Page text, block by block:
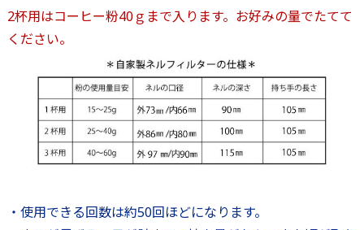
2杯用はコーヒー粉40ｇまで入ります。お好みの量でたてて
ください。
・使用できる回数は約50回ほどになります。